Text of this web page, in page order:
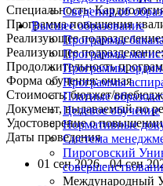
Сведения об
Высшее образование
Программы
Программы
Программы
Программы
Платные
Целевое обучение
Нормативные
Система
Пироговский
Международный
Специальность:
Программа повышения
Реализующее
Реализующее
Продолжительность
Форма обучения:очная
Стоимость:бюджет/
Документ, выдаваемый по
Удостоверение о
Даты проведения
01 сен 2026 - 04 сен